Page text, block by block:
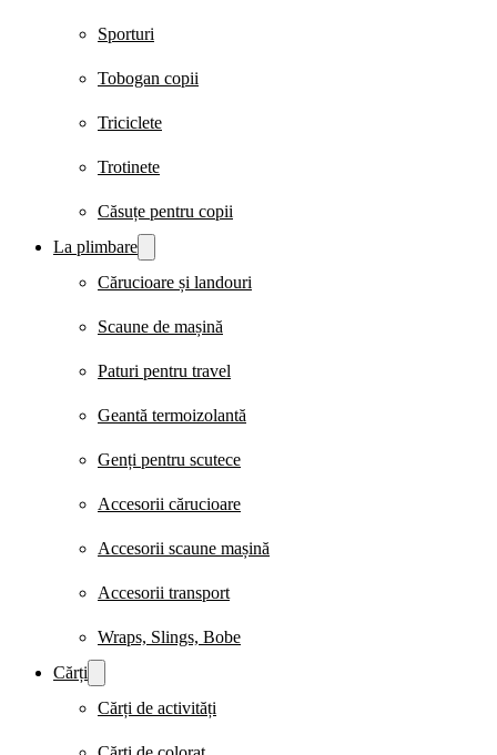
Sporturi
Tobogan copii
Triciclete
Trotinete
Căsuțe pentru copii
La plimbare
Cărucioare și landouri
Scaune de mașină
Paturi pentru travel
Geantă termoizolantă
Genți pentru scutece
Accesorii cărucioare
Accesorii scaune mașină
Accesorii transport
Wraps, Slings, Bobe
Cărți
Cărți de activități